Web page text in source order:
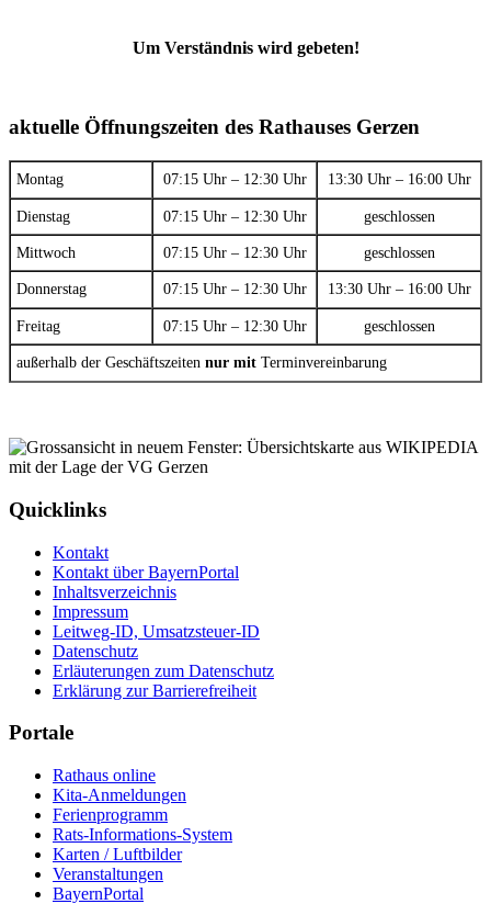
Um Verständnis wird gebeten!
aktuelle Öffnungszeiten des Rathauses Gerzen
Montag 07:15 Uhr – 12:30 Uhr 13:30 Uhr – 16:00 Uhr
Dienstag 07:15 Uhr – 12:30 Uhr geschlossen
Mittwoch 07:15 Uhr – 12:30 Uhr geschlossen
Donnerstag 07:15 Uhr – 12:30 Uhr 13:30 Uhr – 16:00 Uhr
Freitag 07:15 Uhr – 12:30 Uhr geschlossen
außerhalb der Geschäftszeiten nur mit Terminvereinbarung
Quicklinks
Kontakt
Kontakt über BayernPortal
Inhaltsverzeichnis
Impressum
Leitweg-ID, Umsatzsteuer-ID
Datenschutz
Erläuterungen zum Datenschutz
Erklärung zur Barrierefreiheit
Portale
Rathaus online
Kita-Anmeldungen
Ferienprogramm
Rats-Informations-System
Karten / Luftbilder
Veranstaltungen
BayernPortal